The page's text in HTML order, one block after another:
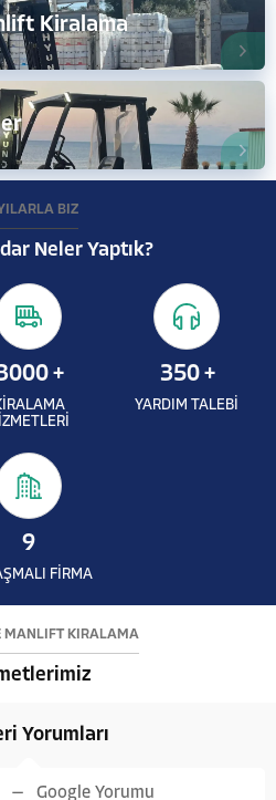
Kiralama
BİZ
Neler Yaptık?
+ 350+
YARDIM TALEBİ
9
FİRMA
MANLİFT KİRALAMA
Yorumları
Google Yorumu